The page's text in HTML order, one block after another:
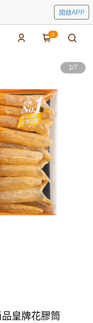
開啟APP
0
1/7
品皇牌花膠筒